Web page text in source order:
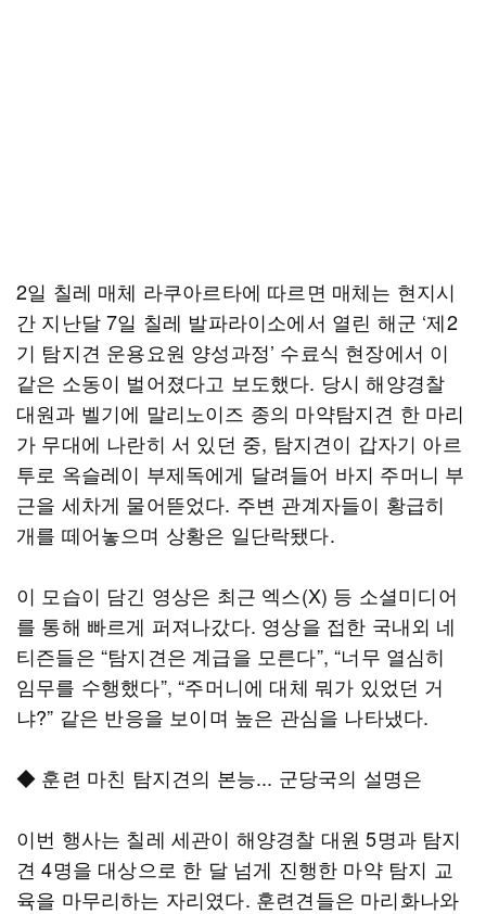
2일 칠레 매체 라쿠아르타에 따르면 매체는 현지시
간 지난달 7일 칠레 발파라이소에서 열린 해군 ‘제2
기 탐지견 운용요원 양성과정’ 수료식 현장에서 이
같은 소동이 벌어졌다고 보도했다. 당시 해양경찰
대원과 벨기에 말리노이즈 종의 마약탐지견 한 마리
가 무대에 나란히 서 있던 중, 탐지견이 갑자기 아르
투로 옥슬레이 부제독에게 달려들어 바지 주머니 부
근을 세차게 물어뜯었다. 주변 관계자들이 황급히
개를 떼어놓으며 상황은 일단락됐다.
이 모습이 담긴 영상은 최근 엑스(X) 등 소셜미디어
를 통해 빠르게 퍼져나갔다. 영상을 접한 국내외 네
티즌들은 “탐지견은 계급을 모른다”, “너무 열심히
임무를 수행했다”, “주머니에 대체 뭐가 있었던 거
냐?” 같은 반응을 보이며 높은 관심을 나타냈다.
◆ 훈련 마친 탐지견의 본능... 군당국의 설명은
이번 행사는 칠레 세관이 해양경찰 대원 5명과 탐지
견 4명을 대상으로 한 달 넘게 진행한 마약 탐지 교
육을 마무리하는 자리였다. 훈련견들은 마리화나와